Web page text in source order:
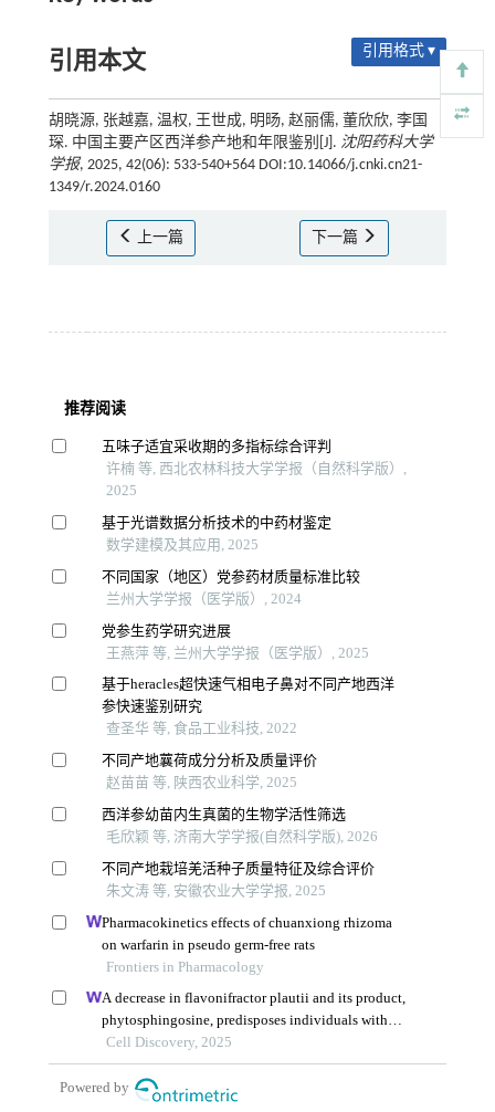
引用本文 引用格式 ▾
胡晓源, 张越嘉, 温权, 王世成, 明旸, 赵丽儒, 董欣欣, 李国
琛. 中国主要产区西洋参产地和年限鉴别[J]. 沈阳药科大学
学报, 2025, 42(06): 533-540+564 DOI:10.14066/j.cnki.cn21-
1349/r.2024.0160
上一篇 下一篇